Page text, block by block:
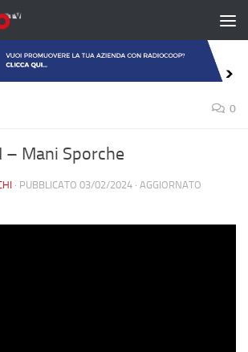
0
– Mani Sporche
· PUBBLICATO 03/02/2024 · AGGIORNATO